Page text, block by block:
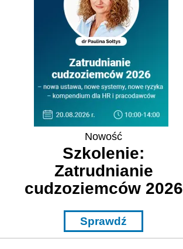
Nowość
Szkolenie:
Zatrudnianie
cudzoziemców 2026
Sprawdź